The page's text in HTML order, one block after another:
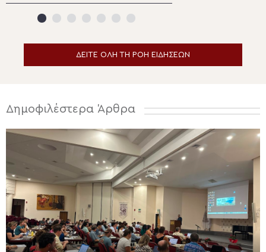
ΔΕΙΤΕ ΟΛΗ ΤΗ ΡΟΗ ΕΙΔΗΣΕΩΝ
Δημοφιλέστερα Άρθρα